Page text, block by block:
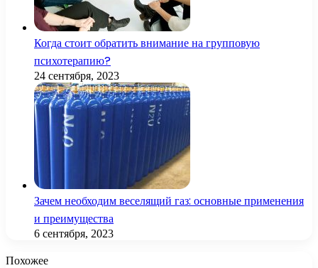
Когда стоит обратить внимание на групповую
психотерапию?
24 сентября, 2023
Зачем необходим веселящий газ: основные применения
и преимущества
6 сентября, 2023
Похожее